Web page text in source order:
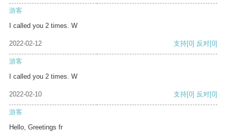
游客
I called you 2 times. W
2022-02-12 支持[0] 反对[0]
游客
I called you 2 times. W
2022-02-10 支持[0] 反对[0]
游客
Hello, Greetings fr